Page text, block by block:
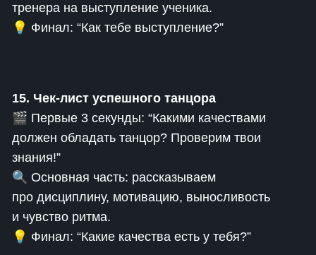
тренера на выступление ученика.
💡 Финал: “Как тебе выступление?”
15. Чек-лист успешного танцора
🎬 Первые 3 секунды: “Какими качествами
должен обладать танцор? Проверим твои
знания!”
🔍 Основная часть: рассказываем
про дисциплину, мотивацию, выносливость
и чувство ритма.
💡 Финал: “Какие качества есть у тебя?”